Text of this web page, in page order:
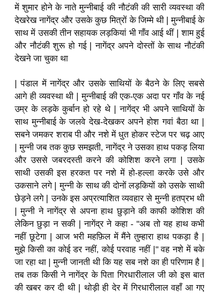
में शुमार होने के नाते मुन्नीबाई की नौटंकी की सारी व्यवस्था की
देखरेख नागेंद्र और उसके कुछ मित्रों के जिम्मे थी | मुन्नीबाई के
साथ में उसकी तीन सहायक लड़कियां भी गाँव आई थीं | शाम हुई
और नौटंकी शुरू हो गई | नागेंद्र अपने दोस्तों के साथ नौटंकी
देखने जा चुका था
| पंडाल में नागेंद्र और उसके साथियों के बैठने के लिए सबसे
आगे ही व्यवस्था थी | मुन्नीबाई की एक-एक अदा पर गाँव के नई
उम्र के लड़के कुर्बान हो रहे थे | नागेंद्र भी अपने साथियों के
साथ मुन्नीबाई के जलवे देख-देखकर अपने होश गवां बैठा था |
सबने जमकर शराब पी और नशे में धुत होकर स्टेज पर चढ़ आए
| मुन्नी जब तक कुछ समझती, नागेंद्र ने उसका हाथ पकड़ लिया
और उससे जबरदस्ती करने की कोशिश करने लगा | उसके
साथी उसकी इस हरकत पर नशे में हो-हल्ला करके उसे और
उकसाने लगे | मुन्नी के साथ की दोनों लड़कियों को उसके साथी
छेड़ने लगे | उनके इस अप्रत्याशित व्यवहार से मुन्नी हतप्रभ थी
| मुन्नी ने नागेंद्र से अपना हाथ छुड़ाने की काफी कोशिश की
लेकिन छुड़ा न सकी | नागेंद्र ने कहा - "अब तो यह हाथ कभी
नहीं छूटेगा | आज भरी महफ़िल में मैंने तुम्हारा हाथ पकड़ा है |
मुझे किसी का कोई डर नहीं, कोई परवाह नहीं |" वह नशे में बके
जा रहा था | मुन्नी जानती थी कि यह सब नशे का ही परिणाम है |
तब तक किसी ने नागेंद्र के पिता गिरधारीलाल जी को इस बात
की खबर कर दी थी | थोड़ी ही देर में गिरधारीलाल वहाँ आ गए